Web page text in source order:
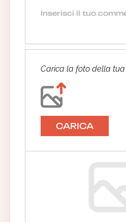
Carica la foto della
CARICA